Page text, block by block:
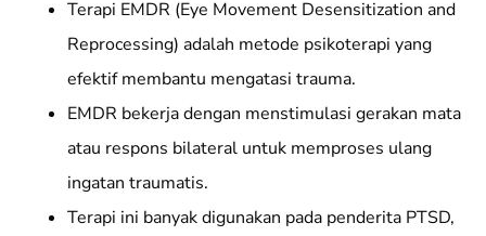
Terapi EMDR (Eye Movement Desensitization and
Reprocessing) adalah metode psikoterapi yang
efektif membantu mengatasi trauma.
EMDR bekerja dengan menstimulasi gerakan mata
atau respons bilateral untuk memproses ulang
ingatan traumatis.
Terapi ini banyak digunakan pada penderita PTSD,